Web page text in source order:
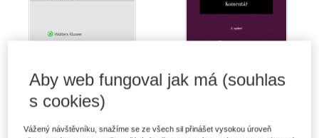
Evropské unie. 3. vydání
Od 636 Kč
soukromém. Komentář - 2.
vydání
Aby web fungoval jak má (souhlas
s cookies)
Vážený návštěvníku, snažíme se ze všech sil přinášet vysokou úroveň